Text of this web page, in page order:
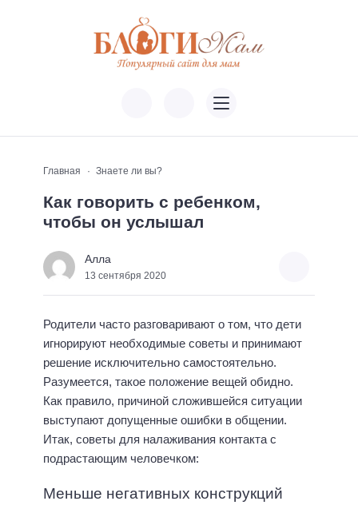
Главная Знаете ли вы?
Как говорить с ребенком,
чтобы он услышал
Алла
13 сентября 2020
Родители часто разговаривают о том, что дети
игнорируют необходимые советы и принимают
решение исключительно самостоятельно.
Разумеется, такое положение вещей обидно.
Как правило, причиной сложившейся ситуации
выступают допущенные ошибки в общении.
Итак, советы для налаживания контакта с
подрастающим человечком:
Меньше негативных конструкций